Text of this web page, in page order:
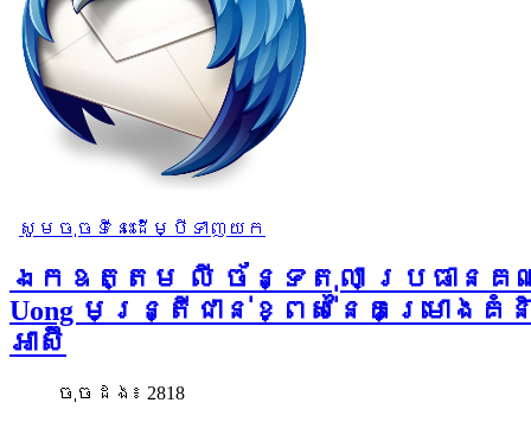
សូមចុចទីនេះដើម្បីទាញយក
ឯកឧត្តម លី ច័ន្ទតុលា ប្រធានគណៈម
Uong មន្រ្តីជាន់ខ្ពស់នៃគម្រោងគំ
អាស៊ី
ចុច​ដង៖ 2818